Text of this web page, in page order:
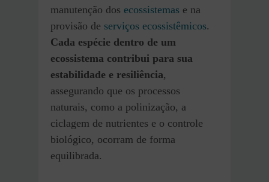
manutenção dos ecossistemas e na
provisão de serviços ecossistêmicos.
Cada espécie dentro de um
ecossistema contribui para sua
estabilidade e resiliência,
assegurando que os processos
naturais, como a polinização, a
ciclagem de nutrientes e o controle
biológico, ocorram de forma
equilibrada.